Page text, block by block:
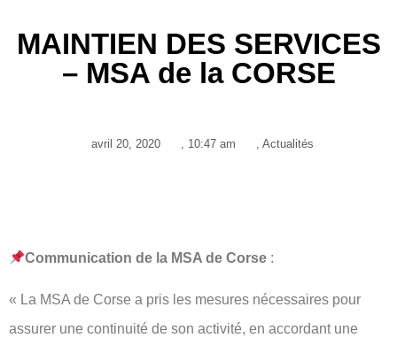
MAINTIEN DES SERVICES
– MSA de la CORSE
avril 20, 2020 , 10:47 am , Actualités
Communication de la MSA de Corse :
« La MSA de Corse a pris les mesures nécessaires pour
assurer une continuité de son activité, en accordant une